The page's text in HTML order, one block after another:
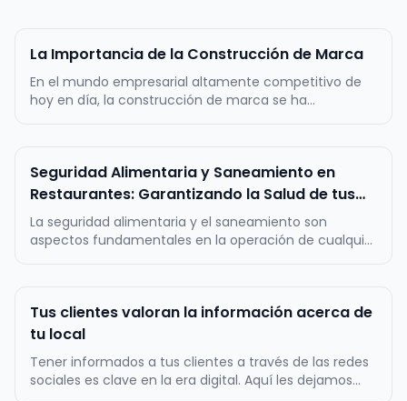
La Importancia de la Construcción de Marca
En el mundo empresarial altamente competitivo de
hoy en día, la construcción de marca se ha
un eslogan pegajoso; es la re…
Seguridad Alimentaria y Saneamiento en
Restaurantes: Garantizando la Salud de tus
clientes
La seguridad alimentaria y el saneamiento son
aspectos fundamentales en la operación de cualquier
de la confianza del pú…
Tus clientes valoran la información acerca de
tu local
Tener informados a tus clientes a través de las redes
sociales es clave en la era digital. Aquí les dejamos